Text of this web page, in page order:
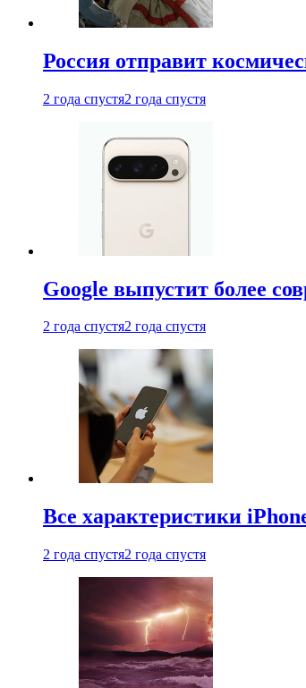
Россия отправит
2 года спустя2 года спустя
Google выпустит более
2 года спустя2 года спустя
Все характеристики
2 года спустя2 года спустя